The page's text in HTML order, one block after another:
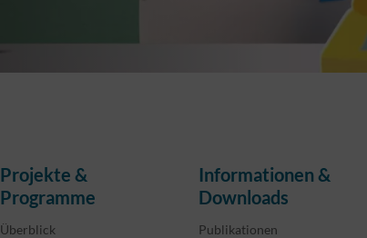
Projekte &
Programme
Überblick
Informationen &
Downloads
Publikationen